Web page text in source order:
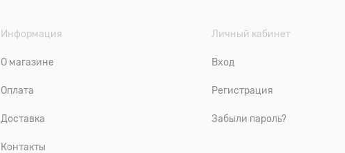
Информация
О магазине
Оплата
Доставка
Контакты
Личный кабинет
Вход
Регистрация
Забыли пароль?